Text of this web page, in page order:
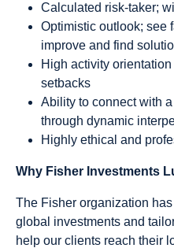
Calculated risk-taker;
Optimistic outlook; see
improve and find
High activity
setbacks
Ability to connect with
through dynamic
Highly ethical and
Why Fisher Investments
The Fisher organization
global investments and
help our clients reach their